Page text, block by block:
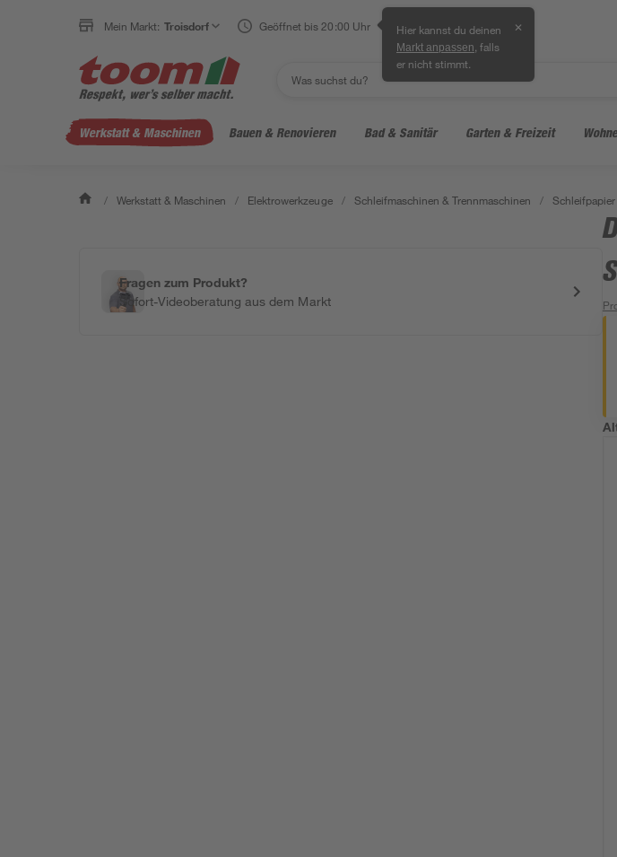
Mein Markt: Troisdorf Geöffnet bis 20:00 Uhr Hier kannst du deinen
Markt anpassen , falls
er nicht stimmt.
✕
Werkstatt & Maschinen Bauen & Renovieren Bad & Sanitär Garten & Freizeit
/ Werkstatt & Maschinen / Elektrowerkzeuge / Schleifmaschinen & Trennmaschinen /
Fragen zum Produkt?
Sofort-Videoberatung aus dem Markt